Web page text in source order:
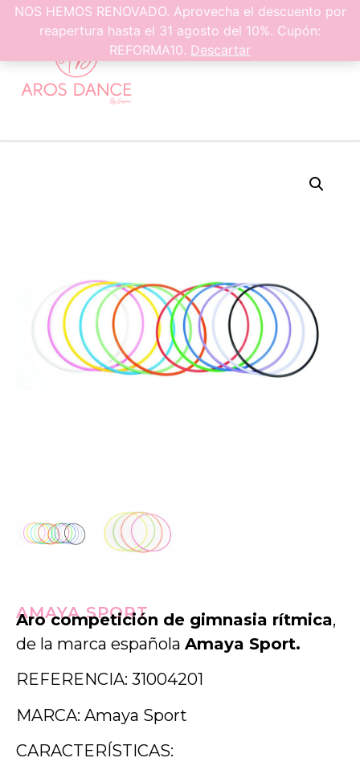
NOS HEMOS RENOVADO. Aprovecha el descuento por
reapertura hasta el 31 agosto del 10%. Cupón:
REFORMA10. Descartar
0
AMAYA SPORT
Aro competición de gimnasia rítmica,
de la marca española Amaya Sport.
REFERENCIA: 31004201
MARCA: Amaya Sport
CARACTERÍSTICAS: